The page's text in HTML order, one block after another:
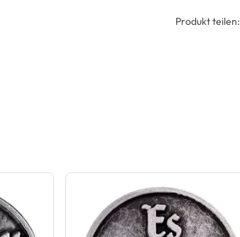
Produkt teilen: